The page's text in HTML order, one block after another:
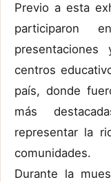
Previo a esta
participaron
presentaciones
centros
país, donde
más
representar la
comunidades.
Durante la